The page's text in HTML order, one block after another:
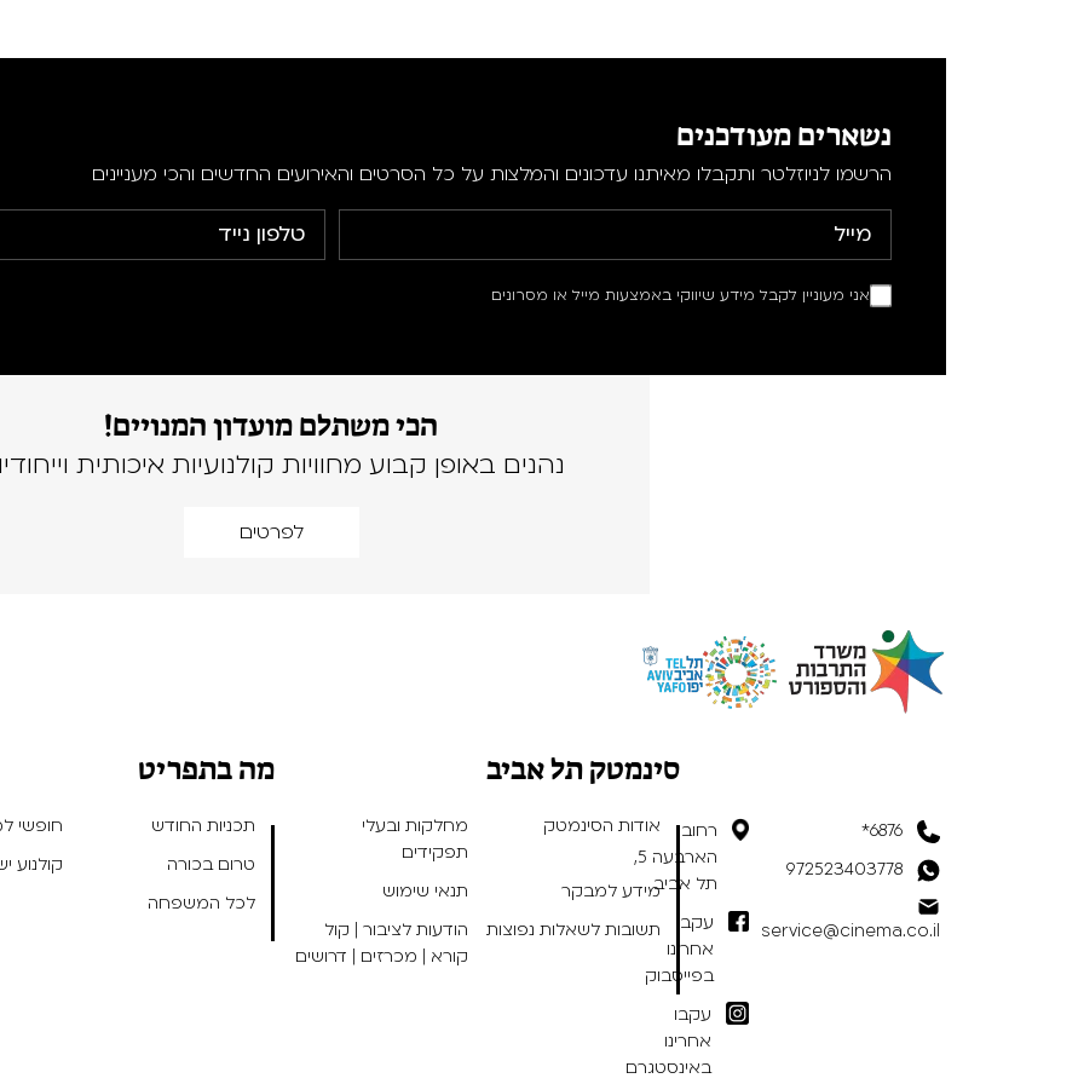
נשארים מעודכנים
הרשמו לניוזלטר ותקבלו מאיתנו עדכונים והמלצות על כל הסרטים והאירועים החדשים והכי מעניינים
אני מעוניין לקבל מידע שיווקי באמצעות מייל או מסרונים
הכי משתלם מועדון המנויים!
נהנים באופן קבוע מחוויות קולנועיות איכותית
לפרטים
6876*
972523403778
service@cinema.co.il
רחוב
הארבעה 5,
תל אביב
עקבו
אחרינו
בפייסבוק
עקבו
אחרינו
באינסטגרם
סינמטק תל אביב
אודות הסינמטק
מחלקות ובעלי
תפקידים
מידע למבקר
תנאי שימוש
תשובות לשאלות נפוצות
הודעות לציבור | קול
קורא | מכרזים | דרושים
מה בתפריט
תכניות החודש
חופשי
טרום בכורה
קולנוע
לכל המשפחה